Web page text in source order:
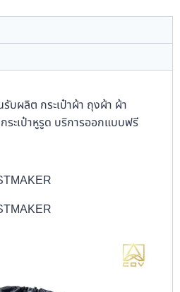
บผลิต กระเป๋าผ้า ถุงผ้า ผ้า
ระเป๋าหูรูด บริการออกแบบฟรี